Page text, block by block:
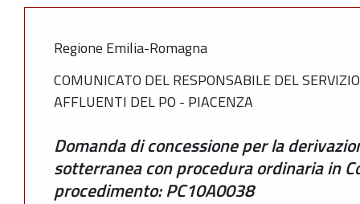
Regione Emilia-Romagna
COMUNICATO DEL RESPONSABILE DEL
AFFLUENTI DEL PO - PIACENZA
Domanda di concessione per la
sotterranea con procedura ordinaria in
procedimento: PC10A0038